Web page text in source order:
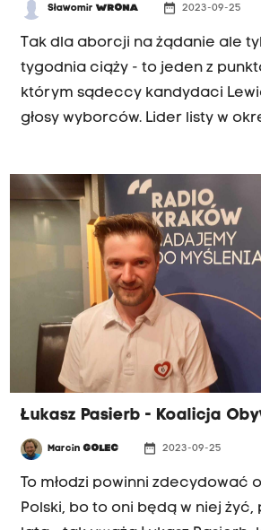
SławomirWRONA date_range 2023-09-25
Tak dla aborcji na żądanie ale
tygodnia ciąży - to jeden z
którym sądeccy kandydaci
głosy wyborców. Lider listy w
sprawie.
Łukasz Pasierb - Koalicja
MarcinGOLEC date_range 2023-09-25
To młodzi powinni zdecydować
Polski, bo to oni będą w niej żyć,